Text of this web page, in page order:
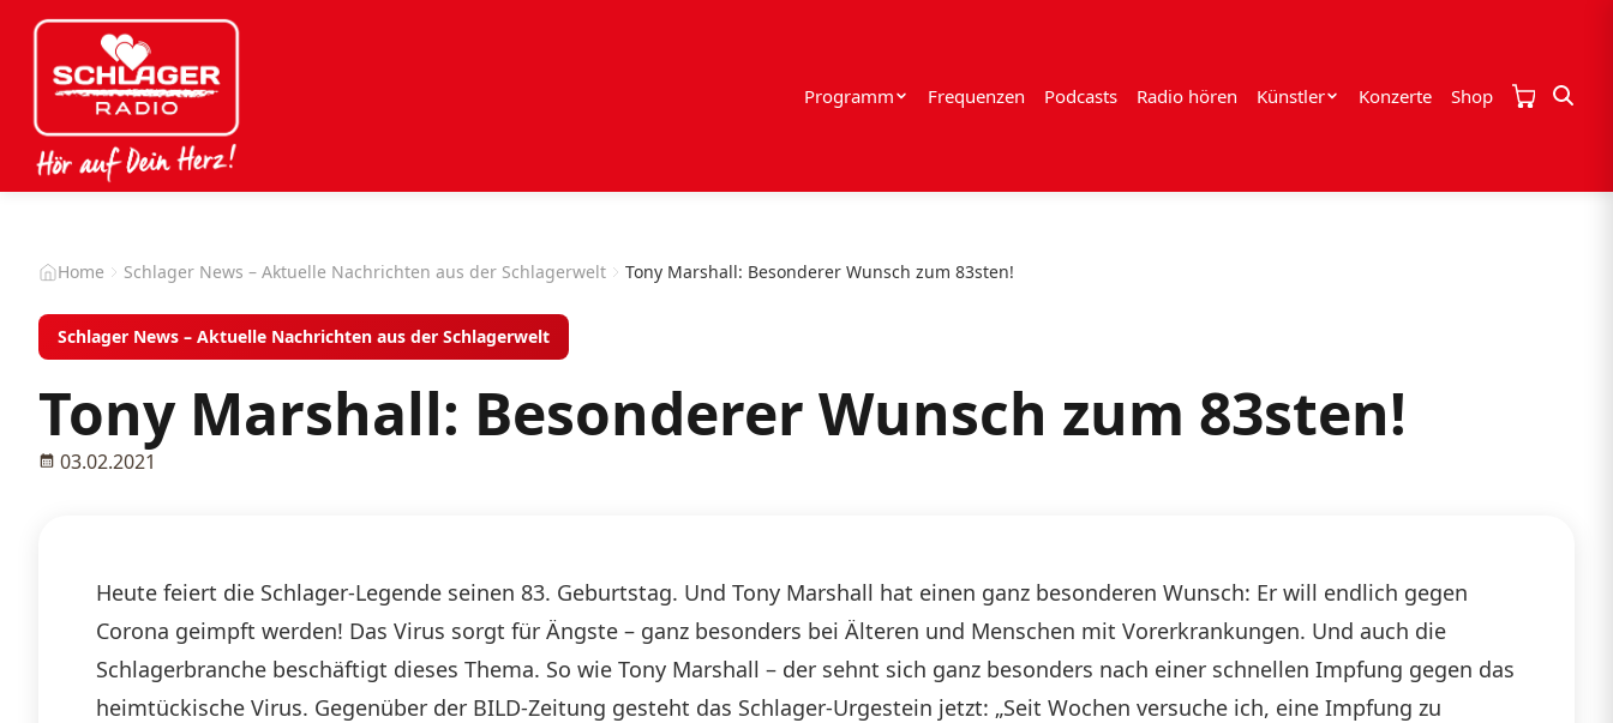
Programm Frequenzen Podcasts Radio hören Künstler Konzerte Shop
Home Schlager News – Aktuelle Nachrichten aus der Schlagerwelt Tony Marshall: Besonderer Wunsch zum 83sten!
Schlager News – Aktuelle Nachrichten aus der Schlagerwelt
Tony Marshall: Besonderer Wunsch zum 83sten!
03.02.2021
Heute feiert die Schlager-Legende seinen 83. Geburtstag. Und Tony Marshall hat einen ganz besonderen Wunsch: Er will endlich gegen
Corona geimpft werden! Das Virus sorgt für Ängste – ganz besonders bei Älteren und Menschen mit Vorerkrankungen. Und auch die
Schlagerbranche beschäftigt dieses Thema. So wie Tony Marshall – der sehnt sich ganz besonders nach einer schnellen Impfung gegen das
heimtückische Virus. Gegenüber der BILD-Zeitung gesteht das Schlager-Urgestein jetzt: „Seit Wochen versuche ich, eine Impfung zu